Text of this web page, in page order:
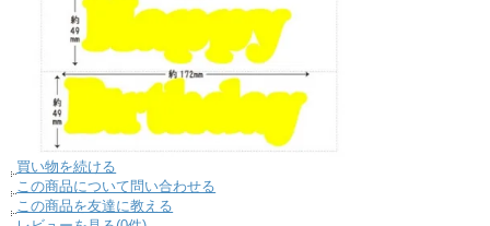
買い物を続ける
この商品について問い合わせる
この商品を友達に教える